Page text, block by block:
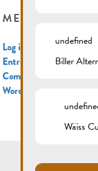
META
Log in
Entries feed
Comments feed
WordPress.org
undefined
Biller
Wäiss